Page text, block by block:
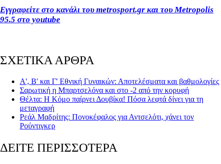
Εγγραφείτε στο κανάλι του metrosport.gr και του Metropolis
95.5 στο youtube
ΣΧΕΤΙΚΑ ΑΡΘΡΑ
Α', Β' και Γ' Εθνική Γυναικών: Αποτελέσματα και βαθμολογίες
Σαρωτική η Μπαρτσελόνα και στο -2 από την κορυφή
Θέλτα: Η Κόμο παίρνει Δουβίκα! Πόσα λεφτά δίνει για τη
μεταγραφή
Ρεάλ Μαδρίτης: Πονοκέφαλος για Αντσελότι, χάνει τον
Ρούντιγκερ
ΔΕΙΤΕ ΠΕΡΙΣΣΟΤΕΡΑ